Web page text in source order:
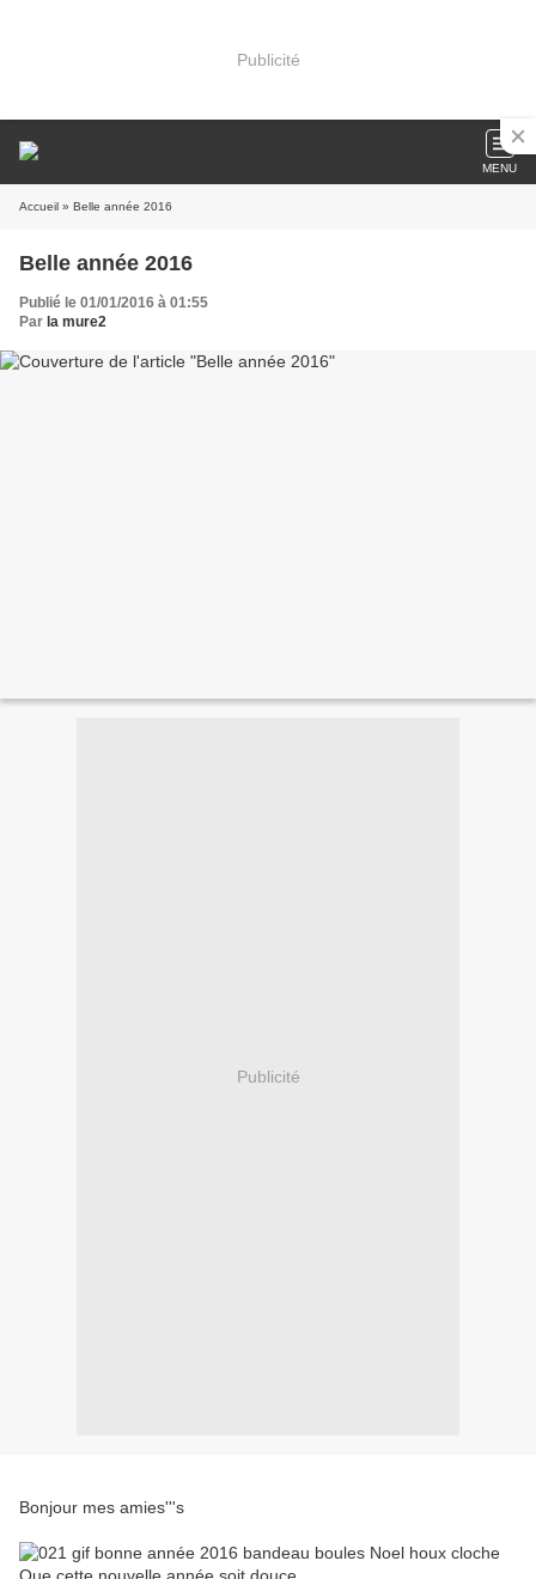
Publicité
MENU
Accueil » Belle année 2016
Belle année 2016
Publié le 01/01/2016 à 01:55
Par la mure2
Publicité
Bonjour mes amies'''s